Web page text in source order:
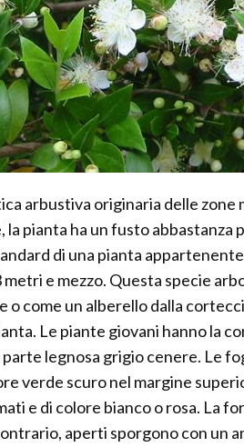
arbustiva originaria delle
pianta ha un fusto abbastanza
di una pianta
e mezzo. Questa specie
come un alberello dalla
Le piante giovani hanno la
legnosa grigio cenere. Le
verde scuro nel margine
e di colore bianco o rosa. La
aperti sporgono con un